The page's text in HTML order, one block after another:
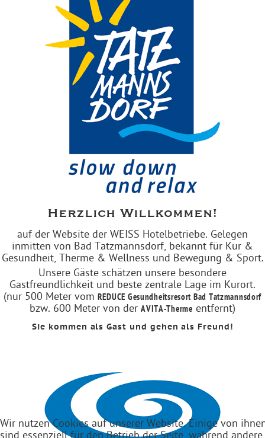
Herzlich Willkommen!
auf der Website der WEISS Hotelbetriebe. Gelegen
inmitten von Bad Tatzmannsdorf, bekannt für Kur &
Gesundheit, Therme & Wellness und Bewegung & Sport.
Unsere Gäste schätzen unsere besondere
Gastfreundlichkeit und beste zentrale Lage im Kurort.
(nur 500 Meter vom REDUCE Gesundheitsresort Bad Tatzmannsdorf
bzw. 600 Meter von derAVITA-Therme entfernt)
Sie kommen als Gast und gehen als Freund!
Wir nutzen Cookies auf unserer Website. Einige von